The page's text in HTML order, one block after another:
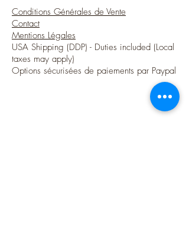
Conditions Générales de Vente
Contact
Mentions Légales
USA Shipping (DDP) - Duties included (Local
taxes may apply)
Options sécurisées de paiements par Paypal